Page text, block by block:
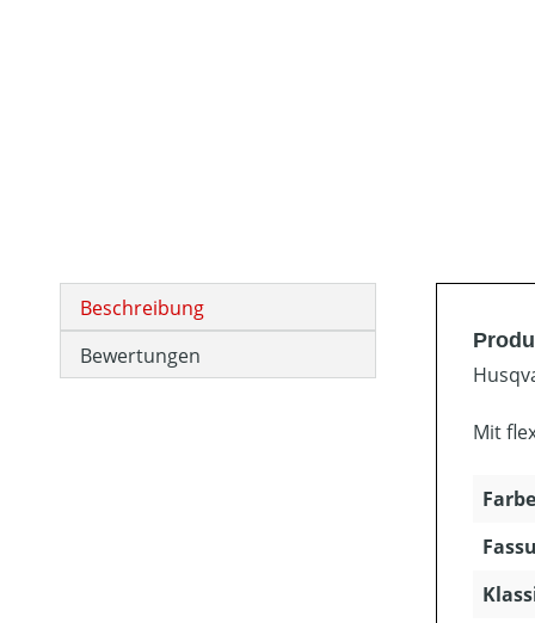
Beschreibung
Bewertungen
Mit